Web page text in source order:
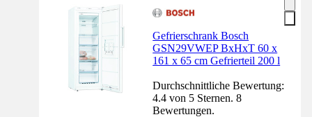
Gefrierschrank Bosch
GSN29VWEP BxHxT 60 x
161 x 65 cm Gefrierteil 200 l
Durchschnittliche Bewertung:
4.4 von 5 Sternen. 8
Bewertungen.